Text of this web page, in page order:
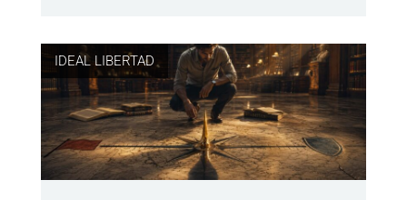
IDEAL LIBERTAD